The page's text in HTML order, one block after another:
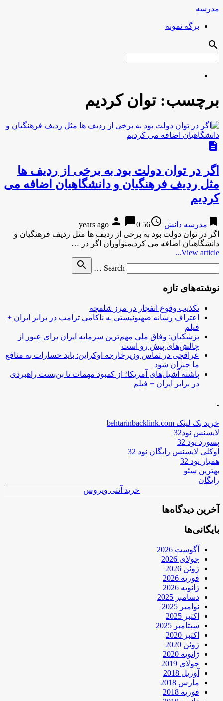
مدرسه
برگه نمونه
search
برچسب:توان کردیم
description
اگر در توان دولت بود به برخی از ردیف ها
مثل ردیف فرهنگیان و دانشگاهیان اضافه می
کردیم
bookmark مدرسه دانش access_time
56 years ago
person chat_bubble0
اگر در توان دولت بود به برخی از ردیف ها مثل ردیف فرهنگیان و
دانشگاهیان اضافه می کردیمنوآوران اگر در …
View article...
Search …
search
نوشته‌های تازه
تکذیب وقوع انفجار در مرز شلمچه
اعتراف رسانه صهیونیستی به ناکامی ترامپ در برابر ایران +
فیلم
پزشکیان: وفاق ملی مهم‌ترین سرمایه ایران برای عبور از
چالش‌های پیش رو است
عراقچی در تماس وزیرخارجه اوکراین: باید خسارات به منافع
ما جبران شود
پاشنه آشیل‌های آمریکا؛ از کمبود مهمات تا بن‌بست راهبردی
در برابر ایران + فیلم
.
خرید بک لینک behtarinbacklink.com
لایسنس نود32
پسورد نود 32
اوکلی لایسنس رایگان نود 32
همیار نود 32
بهترین سئو
رایگان
خرید آنتی ویروس
آخرین دیدگاه‌ها
بایگانی‌ها
آگوست 2026
جولای 2026
ژوئن 2026
فوریه 2026
ژانویه 2026
دسامبر 2025
نوامبر 2025
اکتبر 2025
سپتامبر 2025
اکتبر 2020
ژوئن 2020
ژانویه 2020
جولای 2019
آوریل 2018
مارس 2018
فوریه 2018